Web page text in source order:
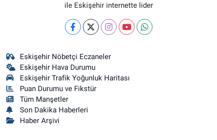
ile Eskişehir internette lider
Eskişehir Nöbetçi Eczaneler
Eskişehir Hava Durumu
Eskişehir Trafik Yoğunluk Haritası
Puan Durumu ve Fikstür
Tüm Manşetler
Son Dakika Haberleri
Haber Arşivi